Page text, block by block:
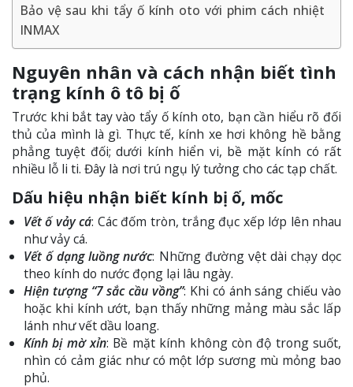
Bảo vệ sau khi tẩy ố kính oto với phim cách nhiệt
INMAX
Nguyên nhân và cách nhận biết tình
trạng kính ô tô bị ố
Trước khi bắt tay vào tẩy ố kính oto, bạn cần hiểu rõ đối
thủ của mình là gì. Thực tế, kính xe hơi không hề bằng
phẳng tuyệt đối; dưới kính hiển vi, bề mặt kính có rất
nhiều lỗ li ti. Đây là nơi trú ngụ lý tưởng cho các tạp chất.
Dấu hiệu nhận biết kính bị ố, mốc
Vết ố vảy cá: Các đốm tròn, trắng đục xếp lớp lên nhau
như vảy cá.
Vết ố dạng luồng nước: Những đường vệt dài chạy dọc
theo kính do nước đọng lại lâu ngày.
Hiện tượng “7 sắc cầu vồng”: Khi có ánh sáng chiếu vào
hoặc khi kính ướt, bạn thấy những mảng màu sắc lấp
lánh như vết dầu loang.
Kính bị mờ xỉn: Bề mặt kính không còn độ trong suốt,
nhìn có cảm giác như có một lớp sương mù mỏng bao
phủ.